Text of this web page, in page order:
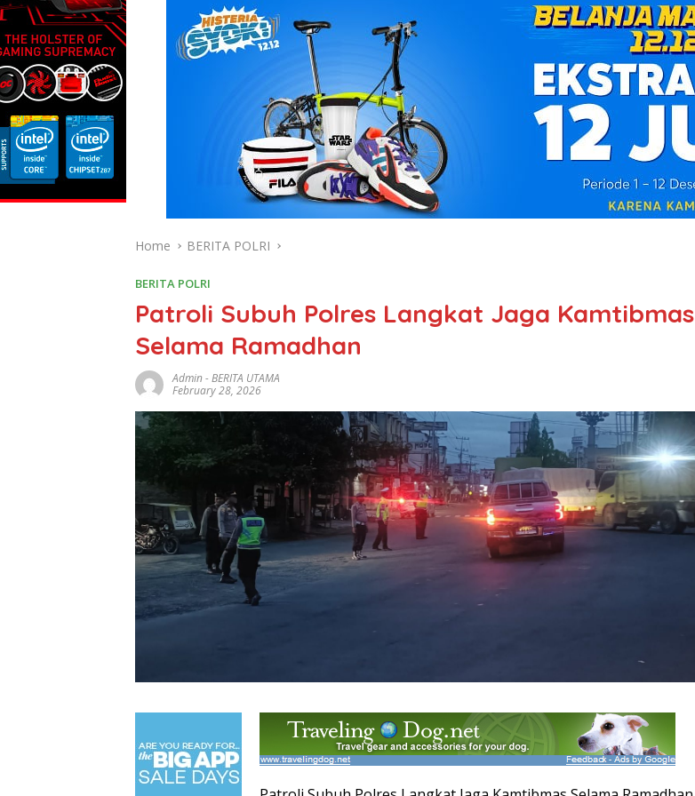
Home BERITA POLRI
BERITA POLRI
Patroli Subuh Polres Langkat Jaga Kamtibmas
Selama Ramadhan
Admin-BERITA UTAMA
February 28, 2026